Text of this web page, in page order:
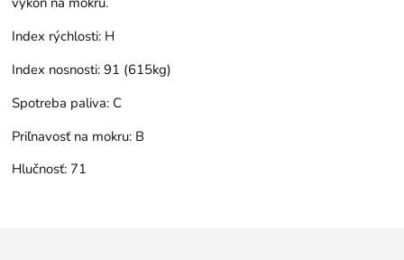
Index rýchlosti: H
Index nosnosti: 91 (615kg)
Spotreba paliva: C
Priľnavosť na mokru: B
Hlučnosť: 71